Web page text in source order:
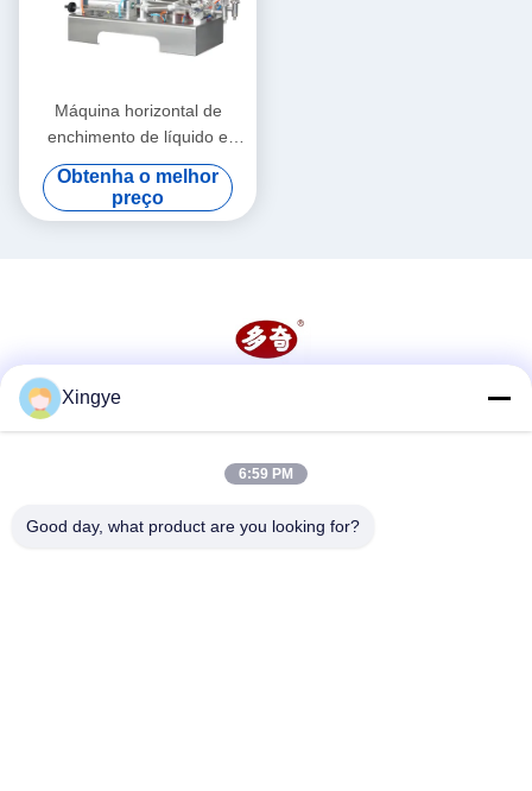
Máquina horizontal de
enchimento de líquido e
pasta para suco de mel
DUOQI G2WTD
Obtenha o melhor
preço
Xingye
6:59 PM
Good day, what product are you looking for?